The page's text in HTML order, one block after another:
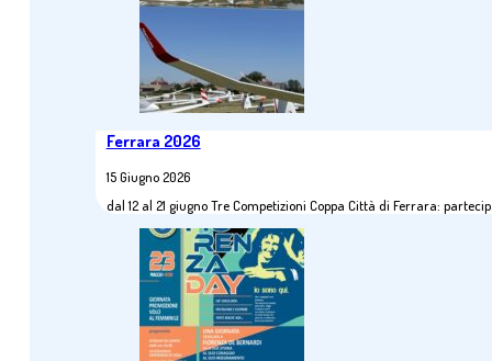
Ferrara 2026
15 Giugno 2026
dal 12 al 21 giugno Tre Competizioni Coppa Città di Ferrara: